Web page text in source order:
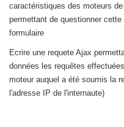
caractéristiques des moteurs
permettant de questionner
formulaire
Ecrire une requete Ajax
données les requêtes
moteur auquel a été soumis la
l'adresse IP de l'internaute)